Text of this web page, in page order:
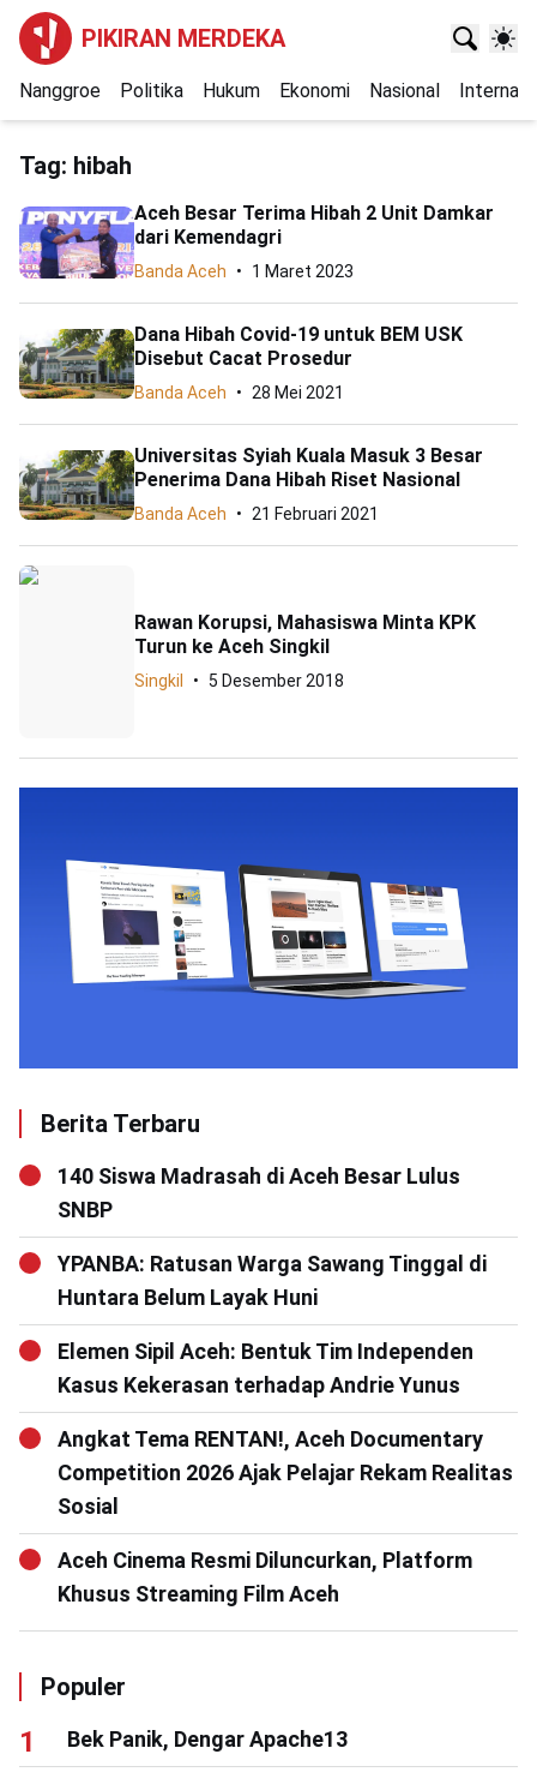
PIKIRAN MERDEKA
Nanggroe Politika Hukum Ekonomi Nasional
Tag: hibah
Aceh Besar Terima Hibah 2 Unit Damkar
dari Kemendagri
Banda Aceh 1 Maret 2023
Dana Hibah Covid-19 untuk BEM USK
Disebut Cacat Prosedur
Banda Aceh 28 Mei 2021
Universitas Syiah Kuala Masuk 3 Besar
Penerima Dana Hibah Riset Nasional
Banda Aceh 21 Februari 2021
Rawan Korupsi, Mahasiswa Minta KPK
Turun ke Aceh Singkil
Singkil 5 Desember 2018
Berita Terbaru
140 Siswa Madrasah di Aceh Besar Lulus
SNBP
YPANBA: Ratusan Warga Sawang Tinggal di
Huntara Belum Layak Huni
Elemen Sipil Aceh: Bentuk Tim Independen
Kasus Kekerasan terhadap Andrie Yunus
Angkat Tema RENTAN!, Aceh Documentary
Competition 2026 Ajak Pelajar Rekam Realitas
Sosial
Aceh Cinema Resmi Diluncurkan, Platform
Khusus Streaming Film Aceh
Populer
Bek Panik, Dengar Apache13